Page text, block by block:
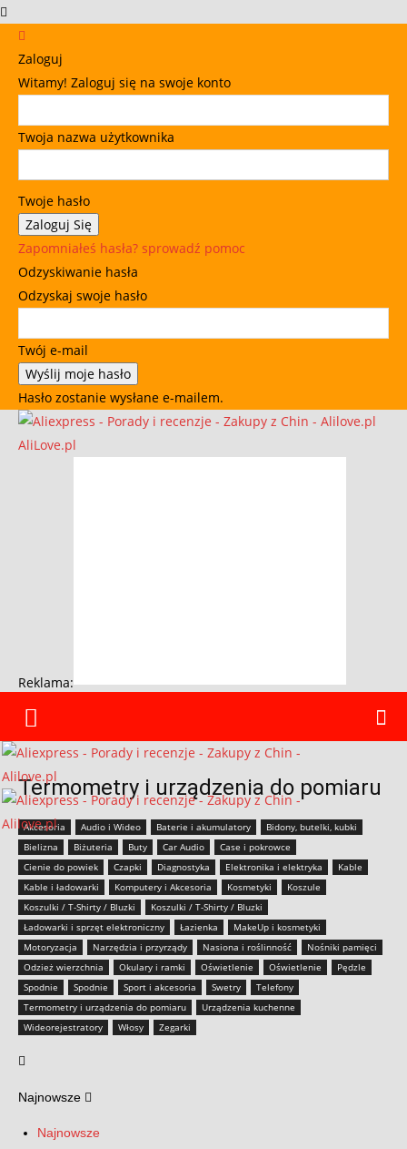
Zaloguj
Witamy! Zaloguj się na swoje konto
Twoja nazwa użytkownika
Twoje hasło
Zapomniałeś hasła? sprowadź pomoc
Odzyskiwanie hasła
Odzyskaj swoje hasło
Twój e-mail
Hasło zostanie wysłane e-mailem.
AliLove.pl
Reklama:
Termometry i urządzenia do pomiaru
Akcesoria Audio i Wideo Baterie i akumulatory
Bidony, butelki, kubki
Bielizna
Biżuteria Buty Car Audio
Case i pokrowce
Cienie do powiek
Czapki Diagnostyka Elektronika i elektryka
Kable
Kable i ładowarki
Komputery i Akcesoria Kosmetyki
Koszule
Koszulki / T-Shirty / Bluzki
Koszulki / T-Shirty / Bluzki
Ładowarki i sprzęt elektroniczny
Łazienka
MakeUp i kosmetyki
Motoryzacja
Narzędzia i przyrządy Nasiona i roślinność
Nośniki pamięci
Odzież wierzchnia
Okulary i ramki Oświetlenie Oświetlenie
Pędzle
Spodnie
Spodnie Sport i akcesoria Swetry
Telefony
Termometry i urządzenia do pomiaru
Urządzenia kuchenne
Wideorejestratory
Włosy Zegarki
Najnowsze
Najnowsze